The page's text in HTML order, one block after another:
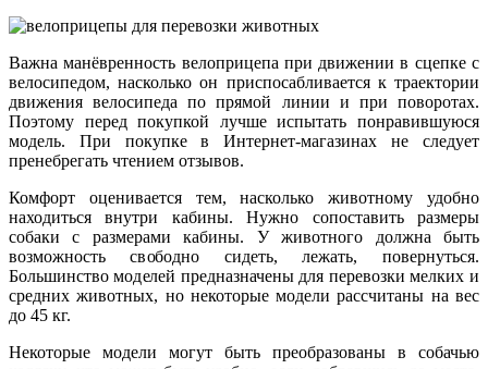
Важна манёвренность велоприцепа при движении в сцепке с
велосипедом, насколько он приспосабливается к траектории
движения велосипеда по прямой линии и при поворотах.
Поэтому перед покупкой лучше испытать понравившуюся
модель. При покупке в Интернет-магазинах не следует
пренебрегать чтением отзывов.
Комфорт оценивается тем, насколько животному удобно
находиться внутри кабины. Нужно сопоставить размеры
собаки с размерами кабины. У животного должна быть
возможность свободно сидеть, лежать, повернуться.
Большинство моделей предназначены для перевозки мелких и
средних животных, но некоторые модели рассчитаны на вес
до 45 кг.
Некоторые модели могут быть преобразованы в собачью